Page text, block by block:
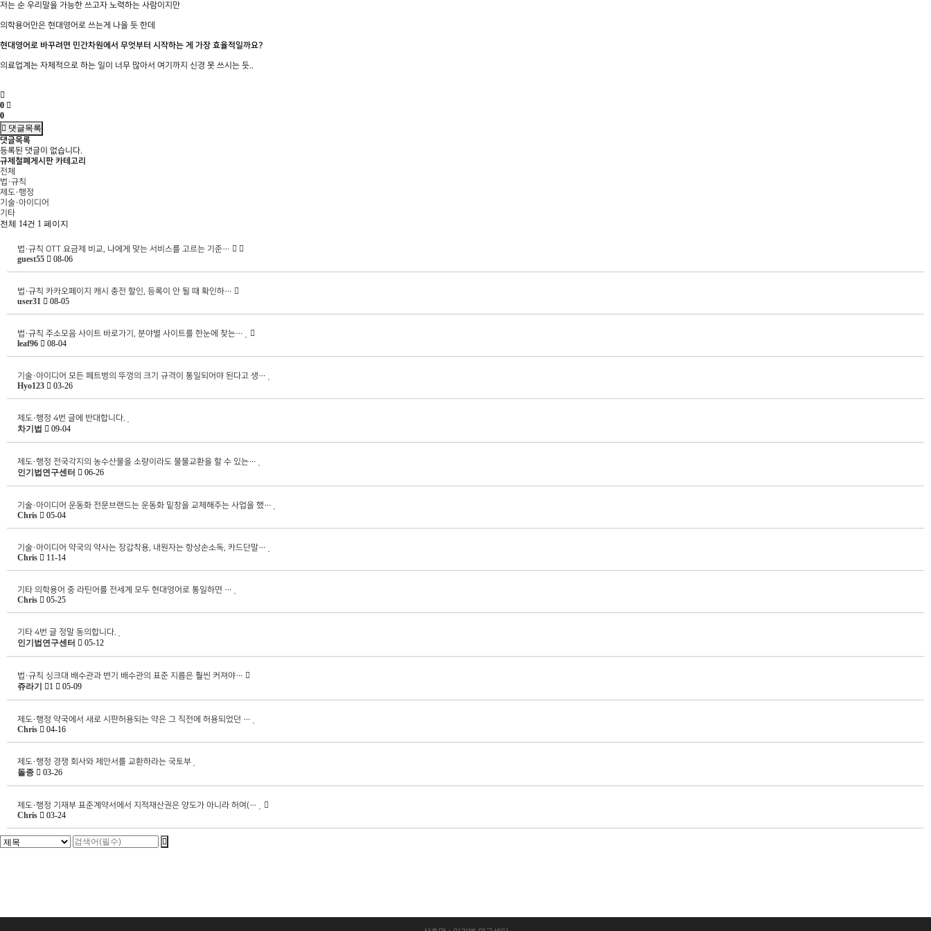
저는 순 우리말을 가능한 쓰고자 노력하는 사람이지만
의학용어만은 현대영어로 쓰는게 나을 듯 한데
현대영어로 바꾸려면 민간차원에서 무엇부터 시작하는 게 가장 효율적일까요?
의료업계는 자체적으로 하는 일이 너무 많아서 여기까지 신경 못 쓰시는 듯..
0
0
댓글목록
댓글목록
등록된 댓글이 없습니다.
규제철폐게시판 카테고리
전체
법·규칙
제도·행정
기술·아이디어
기타
전체 14건 1 페이지
법·규칙 OTT 요금제 비교, 나에게 맞는 서비스를 고르는 기준…
guest55 08-06
법·규칙 카카오페이지 캐시 충전 할인, 등록이 안 될 때 확인하…
user31 08-05
법·규칙 주소모음 사이트 바로가기, 분야별 사이트를 한눈에 찾는…
leaf96 08-04
기술·아이디어 모든 페트병의 뚜껑의 크기 규격이 통일되어야 된다고 생…
Hyo123 03-26
제도·행정 4번 글에 반대합니다.
차기법 09-04
제도·행정 전국각지의 농수산물을 소량이라도 물물교환을 할 수 있는…
인기법연구센터 06-26
기술·아이디어 운동화 전문브랜드는 운동화 밑창을 교체해주는 사업을 했…
Chris 05-04
기술·아이디어 약국의 약사는 장갑착용, 내원자는 항상손소독, 카드단말…
Chris 11-14
기타 의학용어 중 라틴어를 전세계 모두 현대영어로 통일하면 …
Chris 05-25
기타 4번 글 정말 동의합니다.
인기법연구센터 05-12
법·규칙 싱크대 배수관과 변기 배수관의 표준 지름은 훨씬 커져야…
쥬라기 1 05-09
제도·행정 약국에서 새로 시판허용되는 약은 그 직전에 허용되었던 …
Chris 04-16
제도·행정 경쟁 회사와 제안서를 교환하라는 국토부
돌종 03-26
제도·행정 기재부 표준계약서에서 지적재산권은 양도가 아니라 허여(…
Chris 03-24